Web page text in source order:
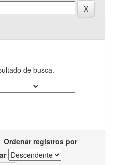
de busca.
Ordenar registros por